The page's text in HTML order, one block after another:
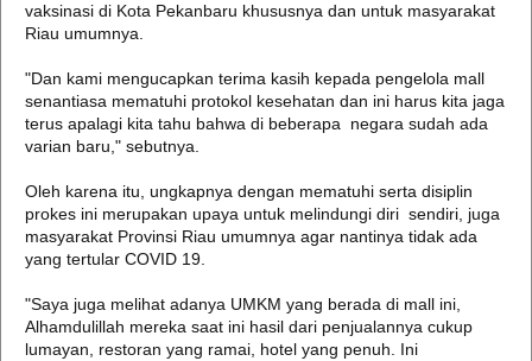
vaksinasi di Kota Pekanbaru khususnya dan untuk masyarakat
Riau umumnya.
"Dan kami mengucapkan terima kasih kepada pengelola mall
senantiasa mematuhi protokol kesehatan dan ini harus kita jaga
terus apalagi kita tahu bahwa di beberapa negara sudah ada
varian baru," sebutnya.
Oleh karena itu, ungkapnya dengan mematuhi serta disiplin
prokes ini merupakan upaya untuk melindungi diri sendiri, juga
masyarakat Provinsi Riau umumnya agar nantinya tidak ada
yang tertular COVID 19.
"Saya juga melihat adanya UMKM yang berada di mall ini,
Alhamdulillah mereka saat ini hasil dari penjualannya cukup
lumayan, restoran yang ramai, hotel yang penuh. Ini